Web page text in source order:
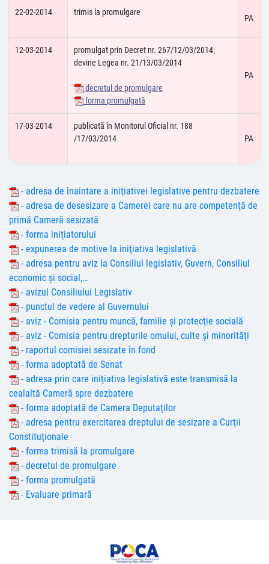
22-02-2014 trimis la promulgare
PA
12-03-2014
promulgat prin Decret nr. 267/12/03/2014;
devine Legea nr. 21/13/03/2014
decretul de promulgare
forma promulgată
PA
17-03-2014
publicată în Monitorul Oficial nr. 188
/17/03/2014
PA
- adresa de înaintare a iniţiativei legislative pentru dezbatere
- adresa de desesizare a Camerei care nu are competenţă de
primă Cameră sesizată
- forma iniţiatorului
- expunerea de motive la iniţiativa legislativă
- adresa pentru aviz la Consiliul legislativ, Guvern, Consiliul
economic şi social,…
- avizul Consiliului Legislativ
- punctul de vedere al Guvernului
- aviz - Comisia pentru muncă, familie şi protecţie socială
- aviz - Comisia pentru drepturile omului, culte şi minorităţi
- raportul comisiei sesizate în fond
- forma adoptată de Senat
- adresa prin care iniţiativa legislativă este transmisă la
cealaltă Cameră spre dezbatere
- forma adoptată de Camera Deputaţilor
- adresa pentru exercitarea dreptului de sesizare a Curţii
Constituţionale
- forma trimisă la promulgare
- decretul de promulgare
- forma promulgată
- Evaluare primară